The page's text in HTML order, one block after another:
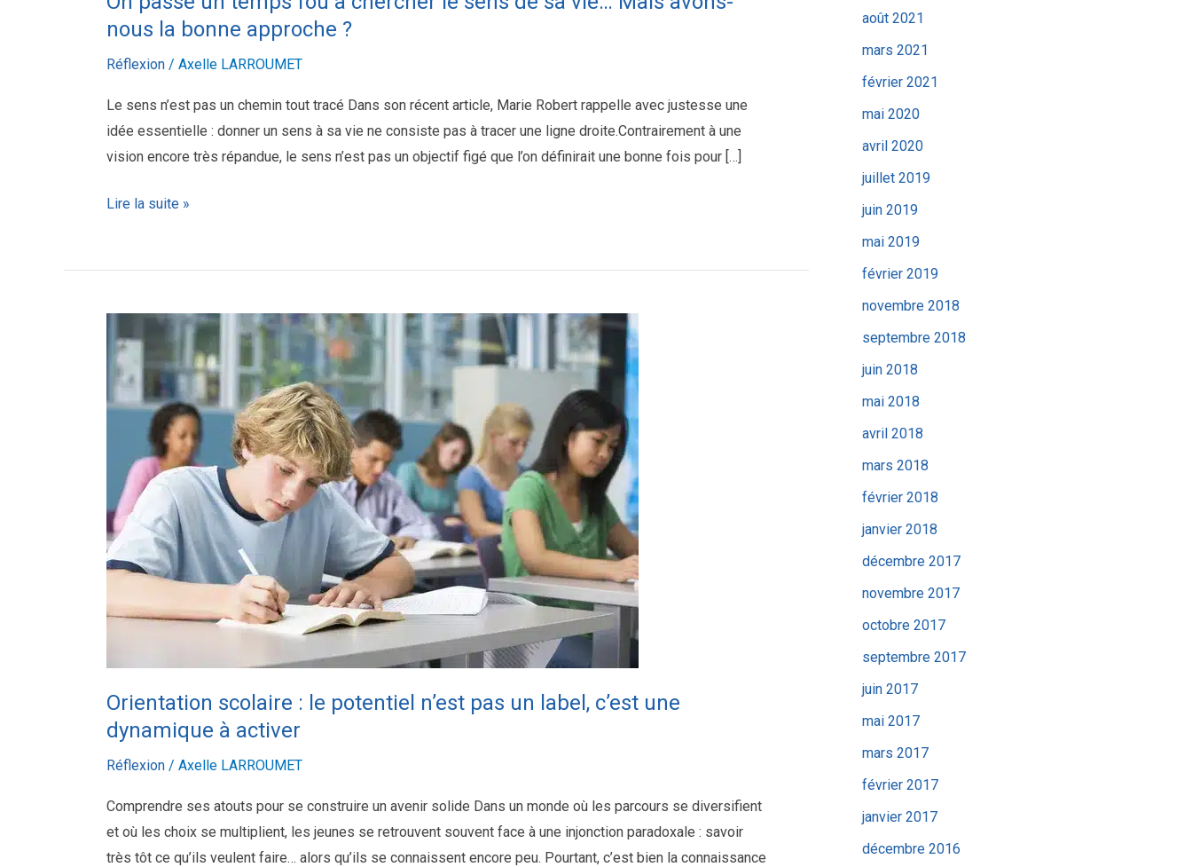
nous la bonne approche ?
Réflexion / Axelle LARROUMET
Le sens n’est pas un chemin tout tracé Dans son récent article, Marie Robert rappelle avec justesse une
idée essentielle : donner un sens à sa vie ne consiste pas à tracer une ligne droite.Contrairement à une
vision encore très répandue, le sens n’est pas un objectif figé que l’on définirait une bonne fois pour […]
la
bonne
approche ?
Lire la suite »
Orientation scolaire : le potentiel n’est pas un label, c’est une
dynamique à activer
Réflexion / Axelle LARROUMET
Comprendre ses atouts pour se construire un avenir solide Dans un monde où les parcours se diversifient
et où les choix se multiplient, les jeunes se retrouvent souvent face à une injonction paradoxale : savoir
très tôt ce qu’ils veulent faire… alors qu’ils se connaissent encore peu. Pourtant, c’est bien la connaissance
Orientation
scolaire
le
potentiel
pas
un
label,
c’est
dynamique
août 2021
mars 2021
février 2021
mai 2020
avril 2020
juillet 2019
juin 2019
mai 2019
février 2019
novembre 2018
septembre 2018
juin 2018
mai 2018
avril 2018
mars 2018
février 2018
janvier 2018
décembre 2017
novembre 2017
octobre 2017
septembre 2017
juin 2017
mai 2017
mars 2017
février 2017
janvier 2017
décembre 2016